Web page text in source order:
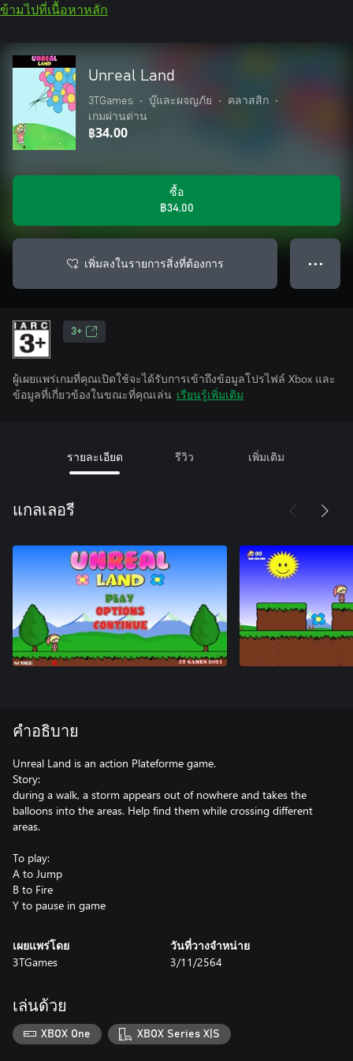
ข้ามไปที่เนื้อหาหลัก
Unreal Land
3TGames • บู๊และผจญภัย • คลาสสิก
•
เกมผ่านด่าน
฿34.00
ซื้อ
฿34.00
เพิ่มลงในรายการสิ่งที่ต้องการ ● ● ●
3+
ผู้เผยแพร่เกมที่คุณเปิดใช้จะได้รับการเข้าถึงข้อมูลโปรไฟล์ Xbox และ
ข้อมูลที่เกี่ยวข้องในขณะที่คุณเล่น เรียนรู้เพิ่มเติม
รายละเอียด รีวิว เพิ่มเติม
แกลเลอรี
คำอธิบาย
Unreal Land is an action Plateforme game.
Story:
during a walk, a storm appears out of nowhere and takes the
balloons into the areas. Help find them while crossing different
areas.
To play:
A to Jump
B to Fire
เผยแพร่โดย
3TGames
วันที่วางจำหน่าย
3/11/2564
เล่นด้วย
XBOX One XBOX Series X|S